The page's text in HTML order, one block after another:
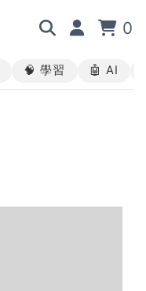
0
🧠 學習 🤖 AI